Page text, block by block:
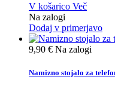
V košarico Več
Na zalogi
Dodaj v primerjavo
9,90 € Na zalogi
Namizno stojalo za